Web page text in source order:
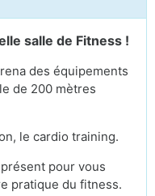
salle de Fitness !
des équipements
de 200 mètres
le cardio training.
pour vous
pratique du fitness.